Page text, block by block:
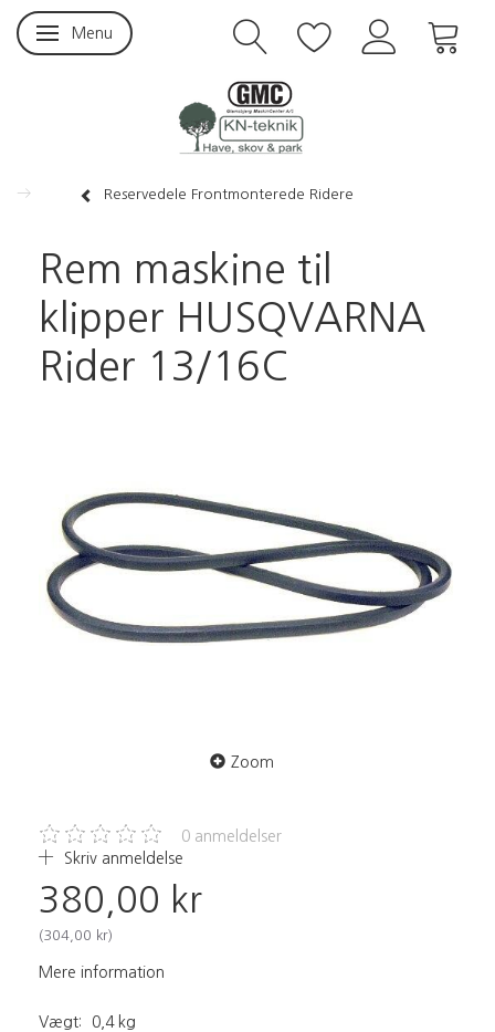
Skifte navigation
Menu
Reservedele Frontmonterede Ridere
Rem maskine til
klipper HUSQVARNA
Rider 13/16C
Zoom
0 anmeldelser
Skriv anmeldelse
380,00 kr
(304,00 kr)
Mere information
Vægt: 0,4 kg